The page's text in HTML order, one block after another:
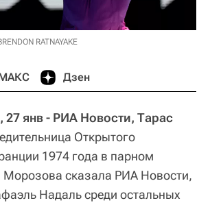
RATNAYAKE
Дзен
янв - РИА Новости, Тарас
Открытого
1974 года в парном
Морозова сказала РИА Новости,
Надаль среди остальных